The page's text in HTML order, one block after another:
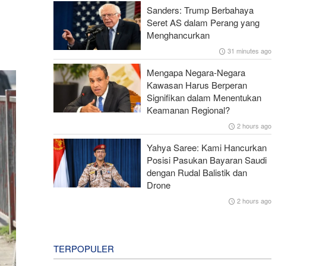
Sanders: Trump Berbahaya
Seret AS dalam Perang yang
Menghancurkan
31 minutes ago
Mengapa Negara-Negara
Kawasan Harus Berperan
Signifikan dalam Menentukan
Keamanan Regional?
2 hours ago
Yahya Saree: Kami Hancurkan
Posisi Pasukan Bayaran Saudi
dengan Rudal Balistik dan
Drone
2 hours ago
TERPOPULER